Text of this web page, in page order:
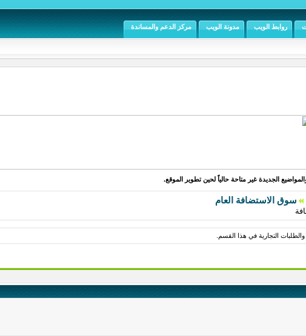
روابط الويب مدونة الويب مركز الدعم والمساندة
الجديدة غير متاحة حالياً لحين تطوير الموقع.
سوق الاستضافة العام
التجارية في هذا القسم.